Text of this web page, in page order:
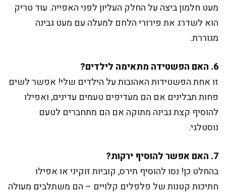
מעט חלמון ביצה על החלק העליון לפני האפייה. עוד טריק
הוא לשדרג את פירורי הלחם למעלה עם מעט גבינה
מגוררת.
6. האם הפשטידה מתאימה לילדים?
זו אחת הפשטידות האהובות על הילדים שלי! אפשר לשים
פחות תבלינים אם הם מעדיפים טעמים עדינים, ואפילו
להוסיף קצת גבינה מתוקה אם הם מתחברים לטעם
נוסטלגי.
7. האם אפשר להוסיף ירקות?
בהחלט כן! נסו להוסיף תירס, קוביות זוקיני או אפילו
חתיכות קטנות של פלפלים קלויים – הם משתלבים מעולה